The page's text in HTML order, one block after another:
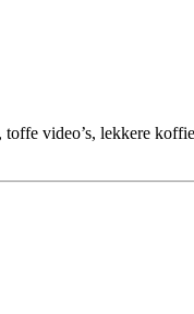
video’s, lekkere